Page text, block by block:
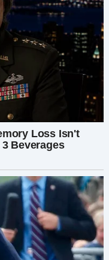
—
это не обычный
опасность.
её что-то
избегая
Тем
что что-то
на лапы.
подобно
Музыканты
обратились к